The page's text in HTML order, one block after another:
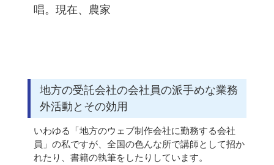
唱。現在、農家
地方の受託会社の会社員の派手めな業務
外活動とその効用
いわゆる「地方のウェブ制作会社に勤務する会社
員」の私ですが、全国の色んな所で講師として招か
れたり、書籍の執筆をしたりしています。